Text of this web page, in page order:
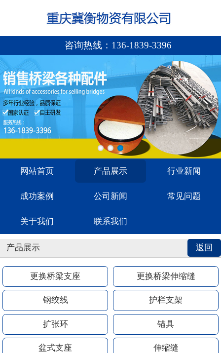
咨询热线： 136-1839-3396
网站首页 产品展示 行业新闻
成功案例 公司新闻 常见问题
关于我们 联系我们
返回
产品展示
更换桥梁支座 更换桥梁伸缩缝
钢绞线 护栏支架
扩张环 锚具
盆式支座 伸缩缝